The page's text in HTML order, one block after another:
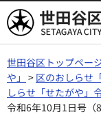
世田谷区
世田谷区トップペー
や」 > 区のおしらせ
しらせ「せたがや」
令和6年10月1日号（8